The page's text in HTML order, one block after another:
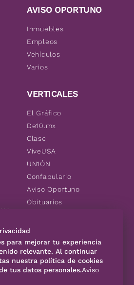
AVISO OPORTUNO
Inmuebles
Empleos
Vehículos
Varios
VERTICALES
El Gráfico
De10.mx
Clase
ViveUSA
UN1ÓN
Confabulario
Aviso Oportuno
Obituarios
Consultas
SÍGUENOS
para mejorar tu experiencia
relevante. Al continuar
nuestra política de cookies
tus datos personales.Aviso